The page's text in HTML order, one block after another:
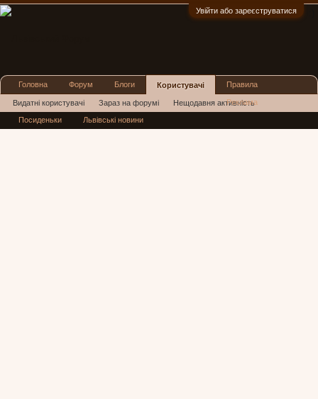
Увійти або зареєструватися
Головна Форум Блоги Користувачі
Видатні користувачі Зараз на форумі Нещодавня активність
Нові повідомлення профілю
Правила
Реклама
Посиденьки Львівські новини